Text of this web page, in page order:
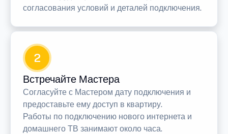
согласования условий и деталей подключения.
2
Встречайте Мастера
Согласуйте с Мастером дату подключения и
предоставьте ему доступ в квартиру.
Работы по подключению нового интернета и
домашнего ТВ занимают около часа.